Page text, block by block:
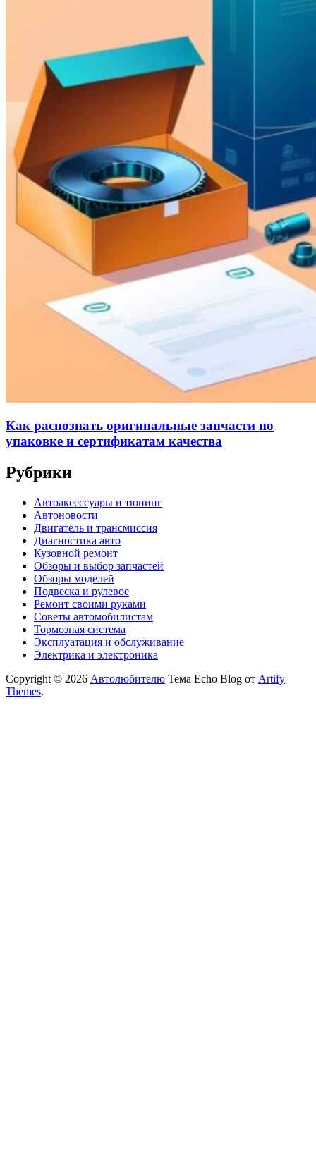
Как распознать оригинальные запчасти по
упаковке и сертификатам качества
Рубрики
Автоаксессуары и тюнинг
Автоновости
Двигатель и трансмиссия
Диагностика авто
Кузовной ремонт
Обзоры и выбор запчастей
Обзоры моделей
Подвеска и рулевое
Ремонт своими руками
Советы автомобилистам
Тормозная система
Эксплуатация и обслуживание
Электрика и электроника
Copyright © 2026 Автолюбителю Тема Echo Blog от Artify
Themes.